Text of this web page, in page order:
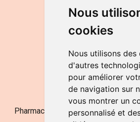
Nous
cookies
Nous utilisons des
d'autres
pour améliorer
de navigation sur
vous montrer un
personnalisé et
DU LUNDI AU
de 9h à 12h30 et de
LE SAMEDI
de 9h à 12h30
NOUS CONTACTER
Pharmacie Jufarma - Fatima